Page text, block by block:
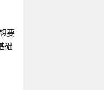
要
础